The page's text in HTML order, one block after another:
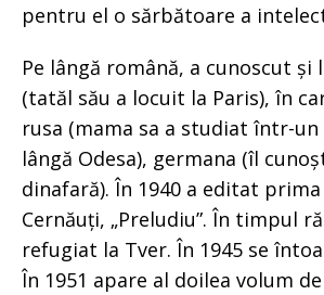
pentru el o sărbătoare a
Pe lângă română, a cunoscut și
(tatăl său a locuit la Paris), în
rusa (mama sa a studiat într-un
lângă Odesa), germana (îl
dinafară). În 1940 a editat
Cernăuți, „Preludiu”. În timpul
refugiat la Tver. În 1945 se
În 1951 apare al doilea volum